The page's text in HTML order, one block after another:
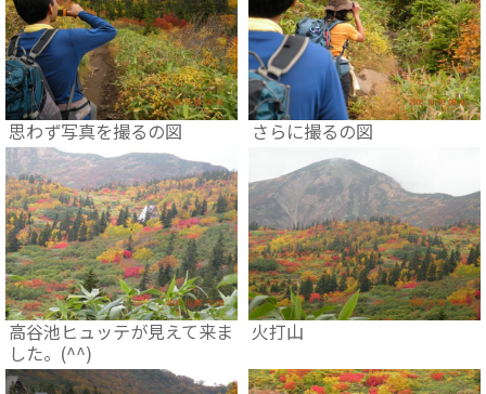
思わず写真を撮るの図 さらに撮るの図
高谷池ヒュッテが見えて来ま
した。(^^)
火打山